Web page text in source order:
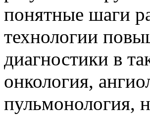
понятные шаги
технологии
диагностики в
онкология,
пульмонология,